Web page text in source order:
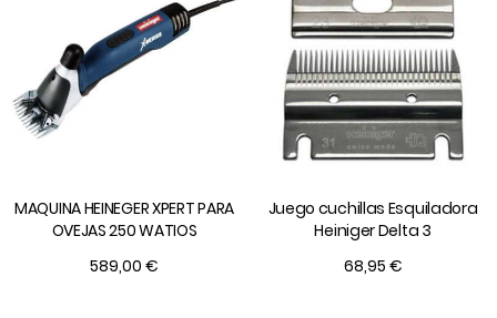
MAQUINA HEINEGER XPERT PARA
OVEJAS 250 WATIOS
589,00 €
Juego cuchillas Esquiladora
Heiniger Delta 3
68,95 €